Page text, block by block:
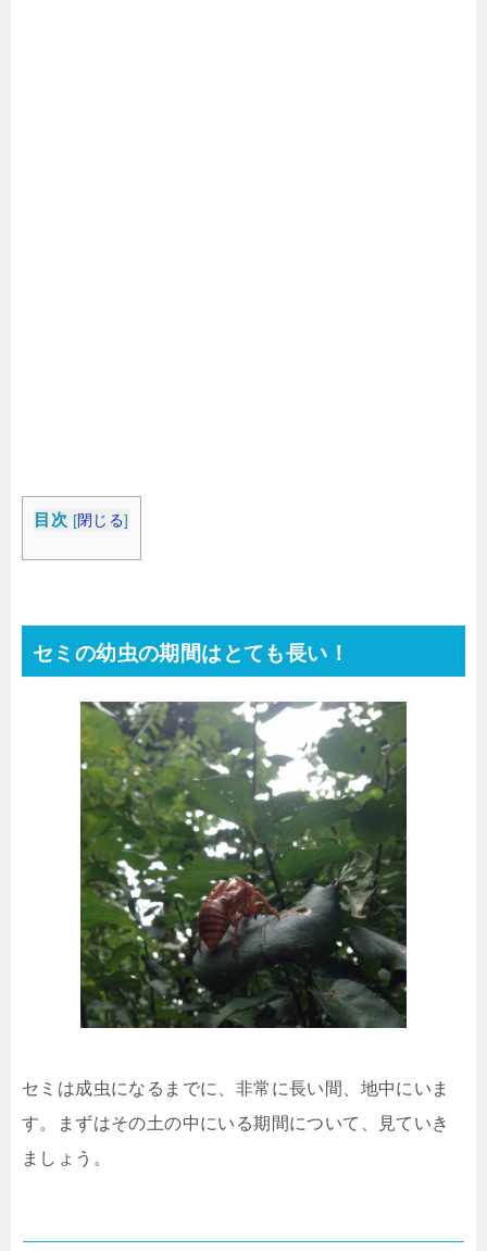
目次 [閉じる]
セミの幼虫の期間はとても長い！
セミは成虫になるまでに、非常に長い間、地中にいま
す。まずはその土の中にいる期間について、見ていき
ましょう。